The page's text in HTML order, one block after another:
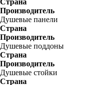
Страна
Производитель
Душевые панели
Страна
Производитель
Душевые поддоны
Страна
Производитель
Душевые стойки
Страна